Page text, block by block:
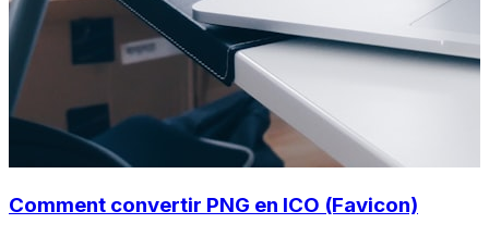
Comment convertir PNG en ICO (Favicon)